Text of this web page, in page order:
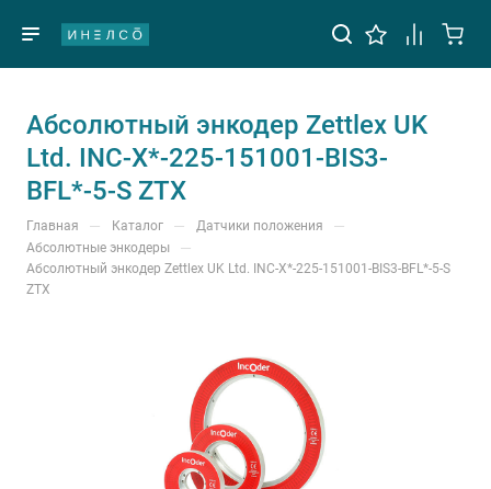
Абсолютный энкодер Zettlex UK
Ltd. INC-X*-225-151001-BIS3-
BFL*-5-S ZTX
Главная — Каталог — Датчики положения —
Абсолютные энкодеры —
Абсолютный энкодер Zettlex UK Ltd. INC-X*-225-151001-BIS3-BFL*-5-S
ZTX